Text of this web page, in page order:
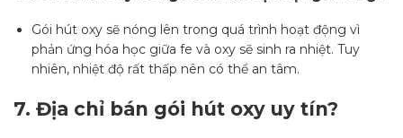
Gói hút oxy sẽ nóng lên trong quá trình hoạt động vì
phản ứng hóa học giữa fe và oxy sẽ sinh ra nhiệt. Tuy
nhiên, nhiệt độ rất thấp nên có thể an tâm.
7. Địa chỉ bán gói hút oxy uy tín?